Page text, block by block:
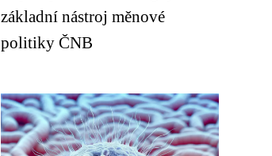
základní nástroj měnové
politiky ČNB